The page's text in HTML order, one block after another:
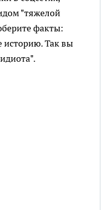
"тяжелой
факты:
историю. Так вы